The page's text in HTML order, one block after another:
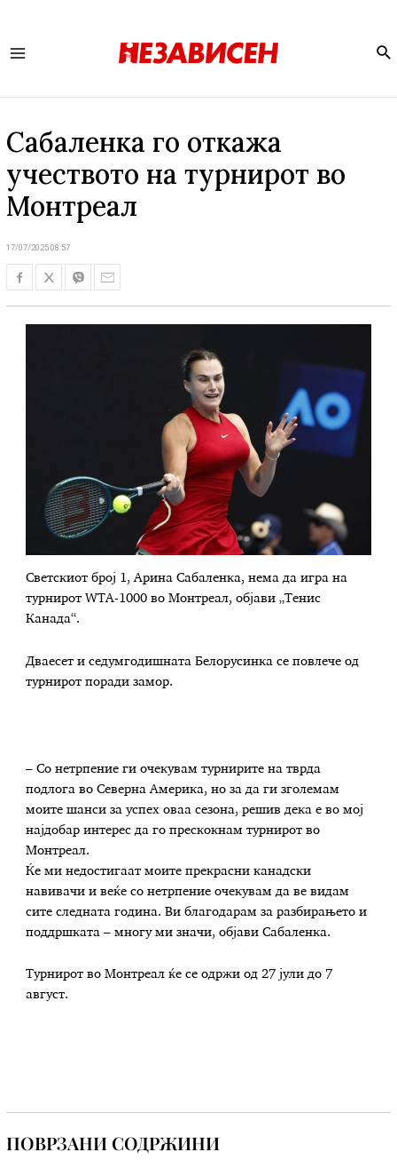
Сабаленка го откажа
учеството на турнирот во
Монтреал
17/07/2025 08:57
Светскиот број 1, Арина Сабаленка, нема да игра на
турнирот WTA-1000 во Монтреал, објави „Тенис
Канада“.
Дваесет и седумгодишната Белорусинка се повлече од
турнирот поради замор.
– Со нетрпение ги очекувам турнирите на тврда
подлога во Северна Америка, но за да ги зголемам
моите шанси за успех оваа сезона, решив дека е во мој
најдобар интерес да го прескокнам турнирот во
Монтреал.
Ќе ми недостигаат моите прекрасни канадски
навивачи и веќе со нетрпение очекувам да ве видам
сите следната година. Ви благодарам за разбирањето и
поддршката – многу ми значи, објави Сабаленка.
Турнирот во Монтреал ќе се одржи од 27 јули до 7
август.
ПОВРЗАНИ СОДРЖИНИ